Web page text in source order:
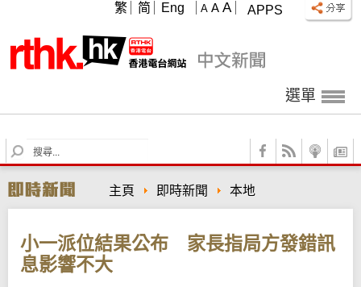
APPS
A A A
繁 简 Eng
選單
S
e
r
c
主頁 即時新聞 本地
小一派位結果公布 家長指局方發錯訊
息影響不大